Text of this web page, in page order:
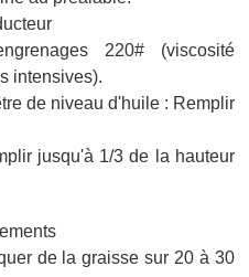
220# (viscosité
intensives).
de niveau d'huile : Remplir
jusqu'à 1/3 de la hauteur
de la graisse sur 20 à 30